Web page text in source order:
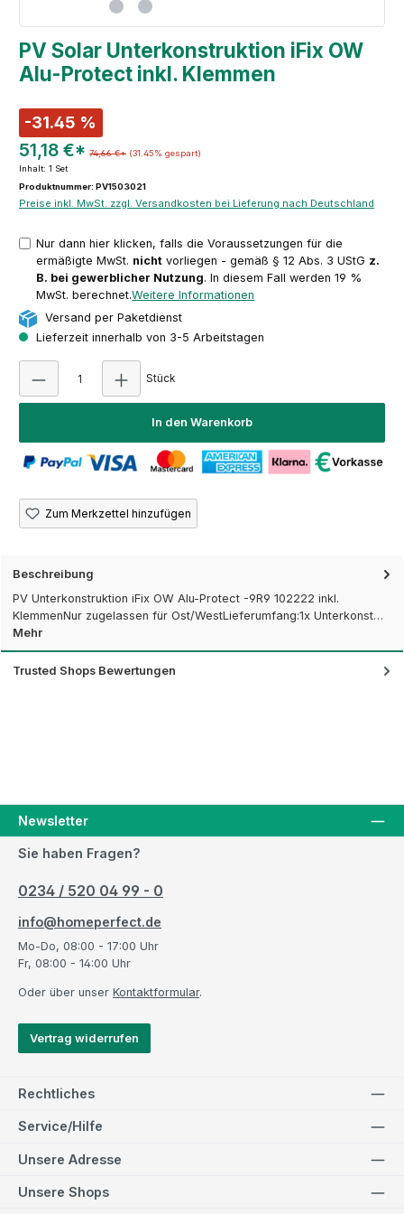
PV Solar Unterkonstruktion iFix OW
Alu-Protect inkl. Klemmen
-31.45 %
51,18 €* 74,66 €* (31.45% gespart)
Inhalt: 1 Set
Produktnummer: PV1503021
Preise inkl. MwSt. zzgl. Versandkosten bei Lieferung nach Deutschland
Nur dann hier klicken, falls die Voraussetzungen für die
ermäßigte MwSt. nicht vorliegen - gemäß § 12 Abs. 3 UStG z.
B. bei gewerblicher Nutzung. In diesem Fall werden 19 %
MwSt. berechnet.Weitere Informationen
Versand per Paketdienst
Lieferzeit innerhalb von 3-5 Arbeitstagen
Stück
In den Warenkorb
Zum Merkzettel hinzufügen
Beschreibung
PV Unterkonstruktion iFix OW Alu-Protect -9R9 102222 inkl.
KlemmenNur zugelassen für Ost/WestLieferumfang:1x Unterkonst…
Mehr
Trusted Shops Bewertungen
Newsletter
Sie haben Fragen?
0234 / 520 04 99 - 0
info@homeperfect.de
Mo-Do, 08:00 - 17:00 Uhr
Fr, 08:00 - 14:00 Uhr
Oder über unser Kontaktformular.
Vertrag widerrufen
Rechtliches
Service/Hilfe
Unsere Adresse
Unsere Shops